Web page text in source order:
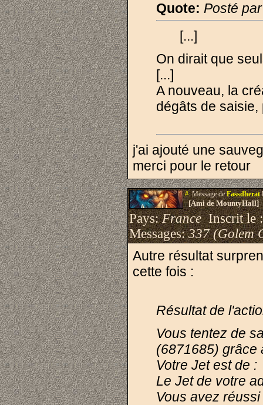
Quote: Posté
[...]
On dirait que
[...]
A nouveau, la
dégâts de
j'ai ajouté une
merci pour le retour
#.Message deFassdherat
[Ami de MountyHall]
Pays:FranceInscrit le
Messages:337 (Golem
Autre résultat
cette fois :
Résultat de
Vous tentez de
(6871685) grâce
Votre Jet est de
Le Jet de votre
Vous avez